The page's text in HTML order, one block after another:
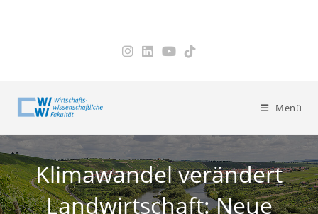
Menü
Klimawandel verändert
Landwirtschaft: Neue